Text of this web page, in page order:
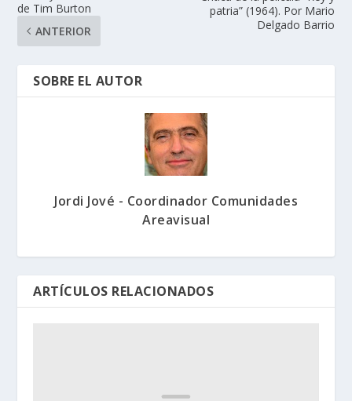
de Tim Burton
ANTERIOR
patria” (1964). Por Mario
Delgado Barrio
SOBRE EL AUTOR
Jordi Jové - Coordinador Comunidades
Areavisual
ARTÍCULOS RELACIONADOS